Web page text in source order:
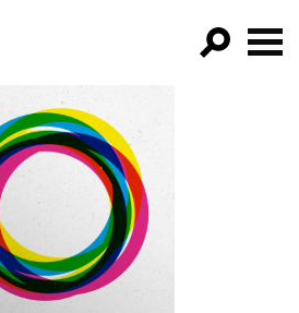
FILTER BY:
NEWS